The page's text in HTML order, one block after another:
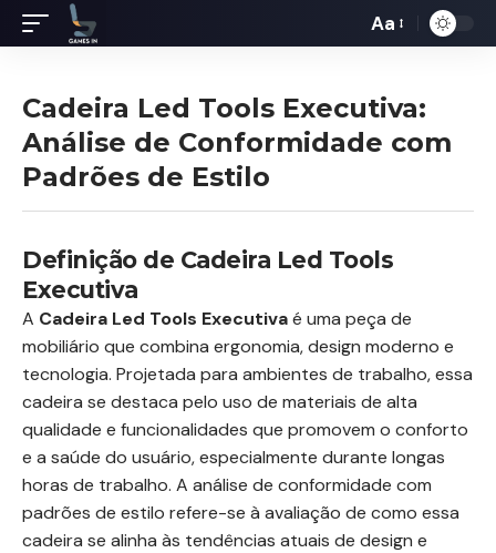
fontes
Aa
Cadeira Led Tools Executiva:
Análise de Conformidade com
Padrões de Estilo
Definição de Cadeira Led Tools
Executiva
A Cadeira Led Tools Executivaé uma peça de
mobiliário que combina ergonomia, design moderno e
tecnologia. Projetada para ambientes de trabalho, essa
cadeira se destaca pelo uso de materiais de alta
qualidade e funcionalidades que promovem o conforto
e a saúde do usuário, especialmente durante longas
horas de trabalho. A análise de conformidade com
padrões de estilo refere-se à avaliação de como essa
cadeira se alinha às tendências atuais de design e